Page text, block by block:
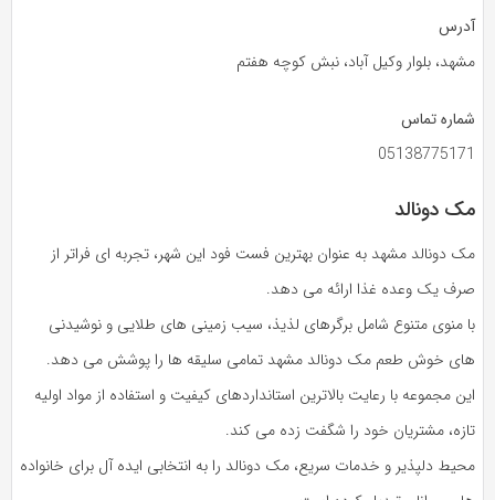
آدرس
مشهد، بلوار وکیل‌ آباد، نبش کوچه هفتم
شماره تماس
05138775171
مک دونالد
مک دونالد مشهد به عنوان بهترین فست فود این شهر، تجربه‌ ای فراتر از
صرف یک وعده غذا ارائه می‌ دهد.
با منوی متنوع شامل برگرهای لذیذ، سیب‌ زمینی‌ های طلایی و نوشیدنی‌
های خوش‌ طعم مک دونالد مشهد تمامی سلیقه‌ ها را پوشش می‌ دهد.
این مجموعه با رعایت بالاترین استانداردهای کیفیت و استفاده از مواد اولیه
تازه، مشتریان خود را شگفت‌ زده می‌ کند.
محیط دلپذیر و خدمات سریع، مک دونالد را به انتخابی ایده‌ آل برای خانواده‌